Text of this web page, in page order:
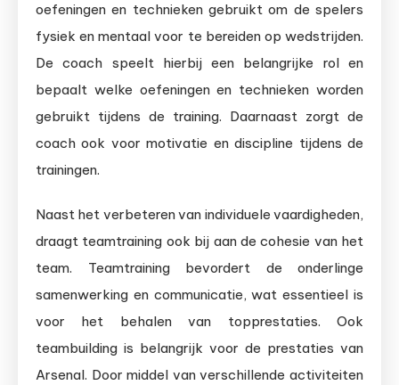
oefeningen en technieken gebruikt om de spelers
fysiek en mentaal voor te bereiden op wedstrijden.
De coach speelt hierbij een belangrijke rol en
bepaalt welke oefeningen en technieken worden
gebruikt tijdens de training. Daarnaast zorgt de
coach ook voor motivatie en discipline tijdens de
trainingen.
Naast het verbeteren van individuele vaardigheden,
draagt teamtraining ook bij aan de cohesie van het
team. Teamtraining bevordert de onderlinge
samenwerking en communicatie, wat essentieel is
voor het behalen van topprestaties. Ook
teambuilding is belangrijk voor de prestaties van
Arsenal. Door middel van verschillende activiteiten